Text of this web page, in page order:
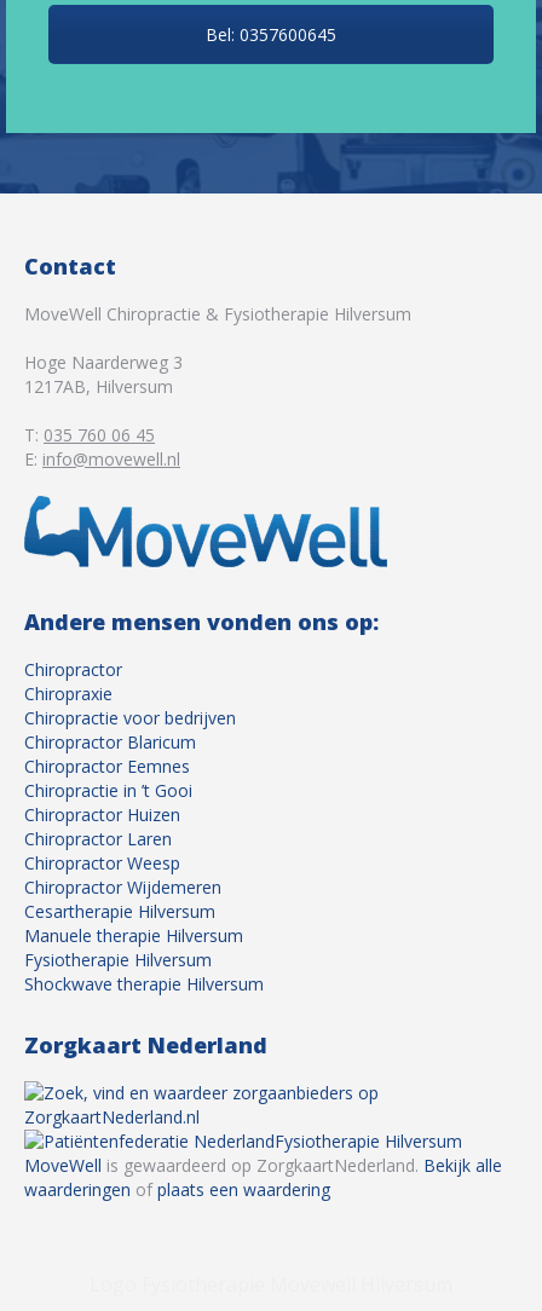
Bel: 0357600645
Contact
MoveWell Chiropractie & Fysiotherapie Hilversum
Hoge Naarderweg 3
1217AB, Hilversum
T: 035 760 06 45
E: info@movewell.nl
Andere mensen vonden ons op:
Chiropractor
Chiropraxie
Chiropractie voor bedrijven
Chiropractor Blaricum
Chiropractor Eemnes
Chiropractie in ’t Gooi
Chiropractor Huizen
Chiropractor Laren
Chiropractor Weesp
Chiropractor Wijdemeren
Cesartherapie Hilversum
Manuele therapie Hilversum
Fysiotherapie Hilversum
Shockwave therapie Hilversum
Zorgkaart Nederland
Fysiotherapie Hilversum
MoveWell is gewaardeerd op ZorgkaartNederland. Bekijk alle
waarderingen ofplaats een waardering